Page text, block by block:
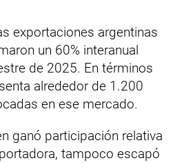
exportaciones argentinas
un 60% interanual
de 2025. En términos
alrededor de 1.200
en ese mercado.
ganó participación relativa
tampoco escapó